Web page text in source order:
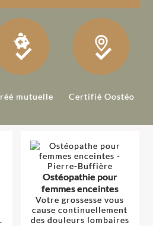
mutuelle Certifié Oostéo
Ostéopathie pour
femmes enceintes
Votre grossesse vous
cause continuellement
des douleurs lombaires